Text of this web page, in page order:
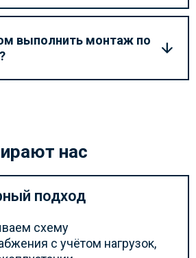
выполнить монтаж по
нас
подход
схему
с учётом нагрузок,